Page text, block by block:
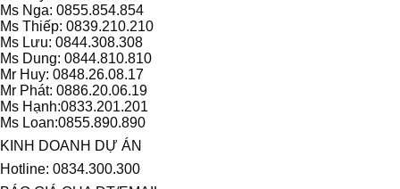
Ms Nga: 0855.854.854
Ms Thiếp: 0839.210.210
Ms Lưu: 0844.308.308
Ms Dung: 0844.810.810
Mr Huy: 0848.26.08.17
Mr Phát: 0886.20.06.19
Ms Hạnh:0833.201.201
Ms Loan:0855.890.890
KINH DOANH DỰ ÁN
Hotline: 0834.300.300